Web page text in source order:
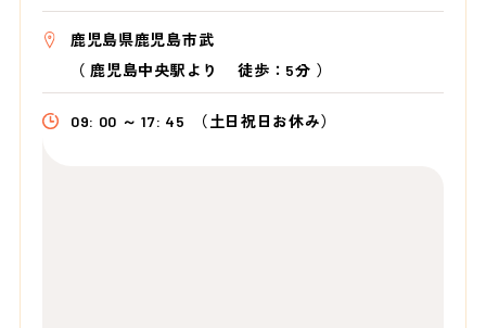
鹿児島県鹿児島市武
（ 鹿児島中央駅より徒歩：5分 ）
09: 00 ～ 17: 45 （土日祝日お休み）